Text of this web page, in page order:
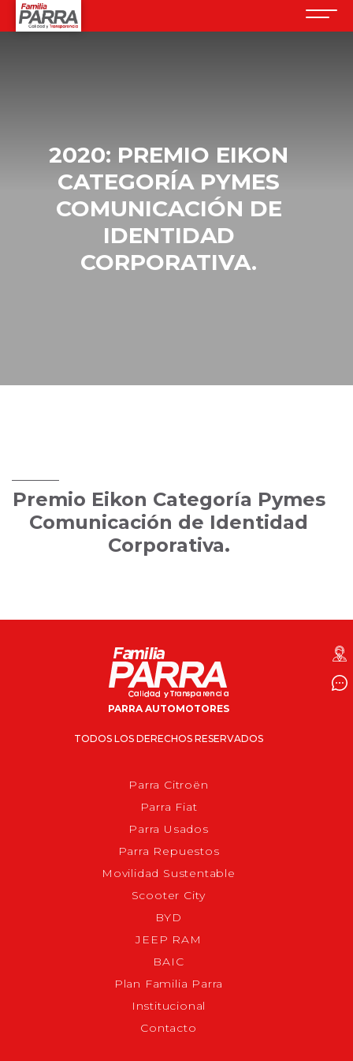
2020: PREMIO EIKON
CATEGORÍA PYMES
COMUNICACIÓN DE
IDENTIDAD
CORPORATIVA.
Premio Eikon Categoría Pymes
Comunicación de Identidad
Corporativa.
PARRA AUTOMOTORES
TODOS LOS DERECHOS RESERVADOS
Parra Citroën
Parra Fiat
Parra Usados
Parra Repuestos
Movilidad Sustentable
Scooter City
BYD
JEEP RAM
BAIC
Plan Familia Parra
Institucional
Contacto